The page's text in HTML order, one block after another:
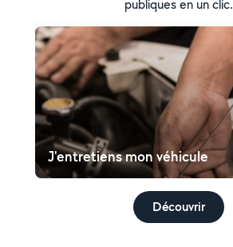
publiques en un clic.
J'entretiens mon véhicule
Découvrir